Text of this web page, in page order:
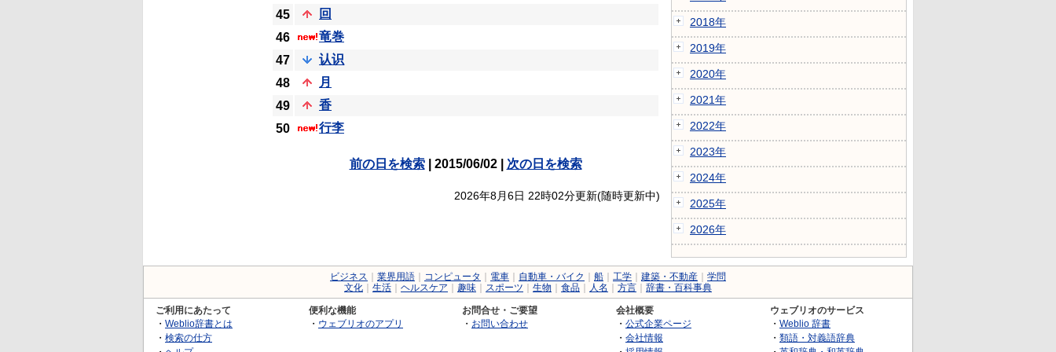
45
回
46
竜巻
47
认识
48
月
49
香
50
行李
前の日を検索| 2015/06/02 | 次の日を検索
2026年8月6日 22時02分更新(随時更新中)
2018年
2019年
2020年
2021年
2022年
2023年
2024年
2025年
2026年
ビジネス 業界用語 コンピュータ 電車 自動車・バイク 船 工学 建築・不動産
学問
文化
生活 ヘルスケア 趣味 スポーツ 生物 食品 人名 方言 辞書・百科事典
ご利用にあたって
・ Weblio辞書とは
・ 検索の仕方
便利な機能
・ ウェブリオのアプリ
お問合せ・ご要望
・ お問い合わせ
会社概要
・ 公式企業ページ
・ 会社情報
ウェブリオのサービス
・ Weblio 辞書
・ 類語・対義語辞典